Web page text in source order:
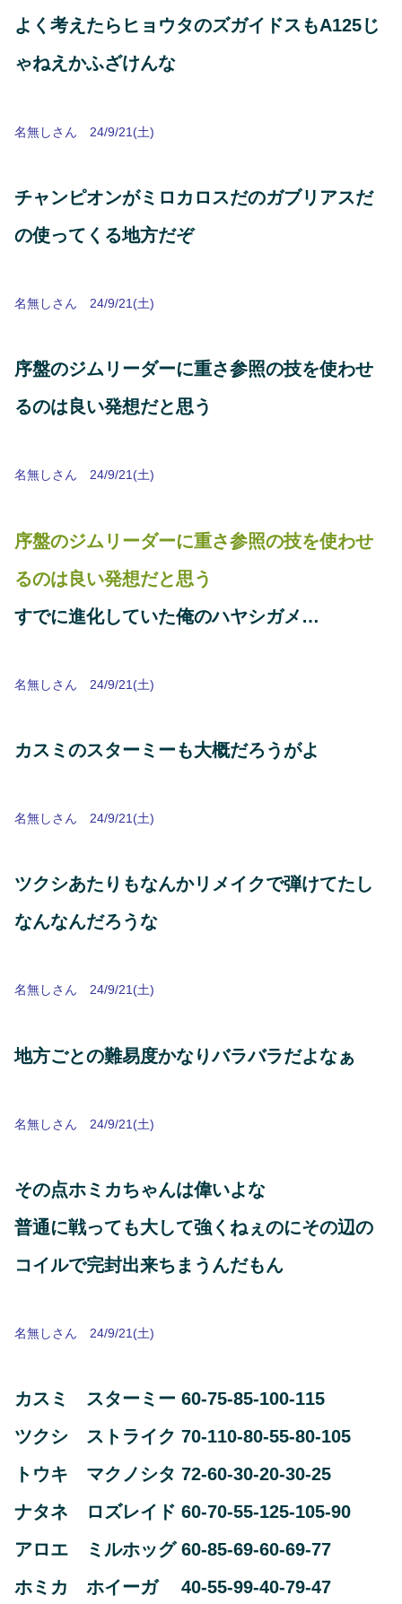
よく考えたらヒョウタのズガイドスもA125じ
ゃねえかふざけんな
名無しさん 24/9/21(土)
チャンピオンがミロカロスだのガブリアスだ
の使ってくる地方だぞ
名無しさん 24/9/21(土)
序盤のジムリーダーに重さ参照の技を使わせ
るのは良い発想だと思う
名無しさん 24/9/21(土)
序盤のジムリーダーに重さ参照の技を使わせ
るのは良い発想だと思う
すでに進化していた俺のハヤシガメ…
名無しさん 24/9/21(土)
カスミのスターミーも大概だろうがよ
名無しさん 24/9/21(土)
ツクシあたりもなんかリメイクで弾けてたし
なんなんだろうな
名無しさん 24/9/21(土)
地方ごとの難易度かなりバラバラだよなぁ
名無しさん 24/9/21(土)
その点ホミカちゃんは偉いよな
普通に戦っても大して強くねぇのにその辺の
コイルで完封出来ちまうんだもん
名無しさん 24/9/21(土)
カスミ スターミー 60-75-85-100-115
ツクシ ストライク 70-110-80-55-80-105
トウキ マクノシタ 72-60-30-20-30-25
ナタネ ロズレイド 60-70-55-125-105-90
アロエ ミルホッグ 60-85-69-60-69-77
ホミカ ホイーガ 40-55-99-40-79-47